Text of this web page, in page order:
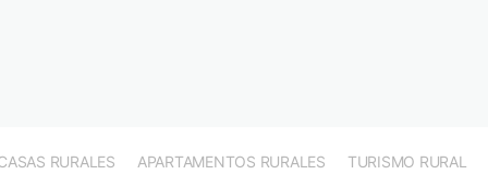
RURALES APARTAMENTOS RURALES TURISMO RURAL